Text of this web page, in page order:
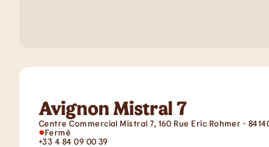
Avignon Mistral 7
Centre Commercial Mistral 7, 160 Rue Eric Rohmer -
Fermé
+33 4 84 09 00 39